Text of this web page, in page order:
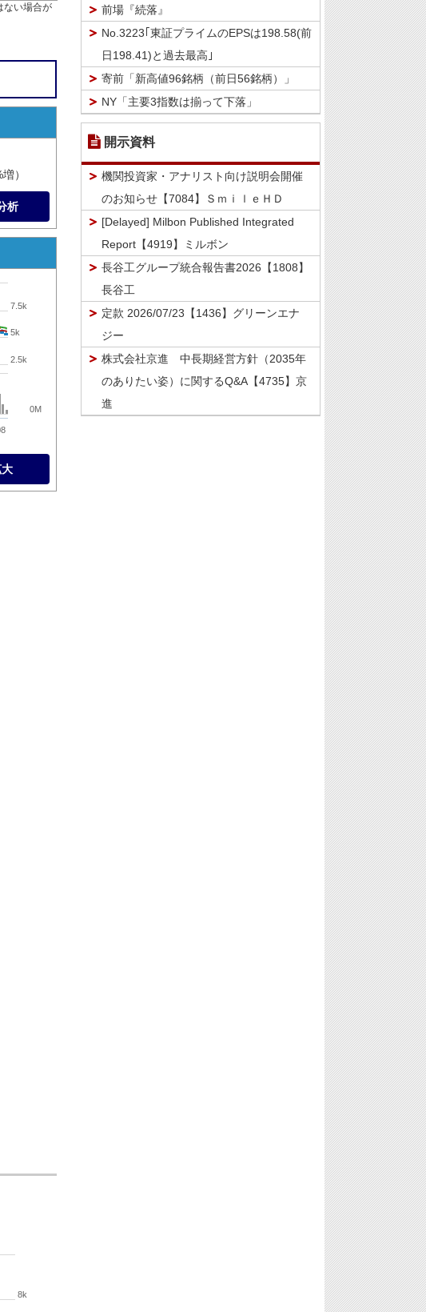
ない場合が
）
析
2.5k
5k
7.5k
0M
8k
前場『続落』
No.3223｢東証プライムのEPSは198.58(前
日198.41)と過去最高｣
寄前「新高値96銘柄（前日56銘柄）」
NY「主要3指数は揃って下落」
開示資料
機関投資家・アナリスト向け説明会開催
のお知らせ【7084】ＳｍｉｌｅＨＤ
[Delayed] Milbon Published Integrated
Report【4919】ミルボン
長谷工グループ統合報告書2026【1808】
長谷工
定款 2026/07/23【1436】グリーンエナ
ジー
株式会社京進 中長期経営方針（2035年
のありたい姿）に関するQ&A【4735】京
進